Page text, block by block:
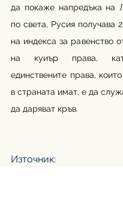
да покаже напредъка на
по света, Русия получава
на индекса за равенство
на куиър права,
единствените права,
в страната имат, е да
да даряват кръв.
Източник: